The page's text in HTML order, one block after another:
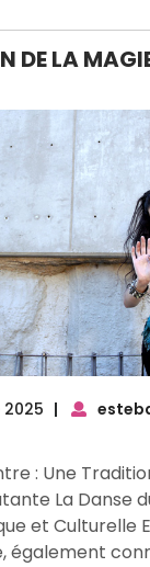
DE LA
27
|
: Une
La Danse
et Culturelle
également